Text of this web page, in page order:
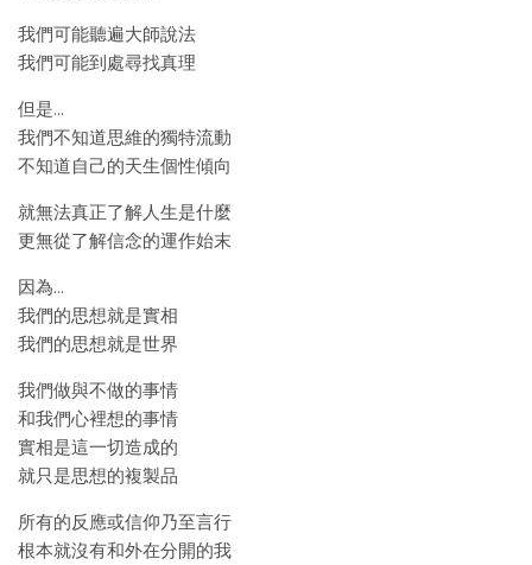
我們可能聽遍大師說法
我們可能到處尋找真理
但是…
我們不知道思維的獨特流動
不知道自己的天生個性傾向
就無法真正了解人生是什麼
更無從了解信念的運作始末
因為…
我們的思想就是實相
我們的思想就是世界
我們做與不做的事情
和我們心裡想的事情
實相是這一切造成的
就只是思想的複製品
所有的反應或信仰乃至言行
根本就沒有和外在分開的我